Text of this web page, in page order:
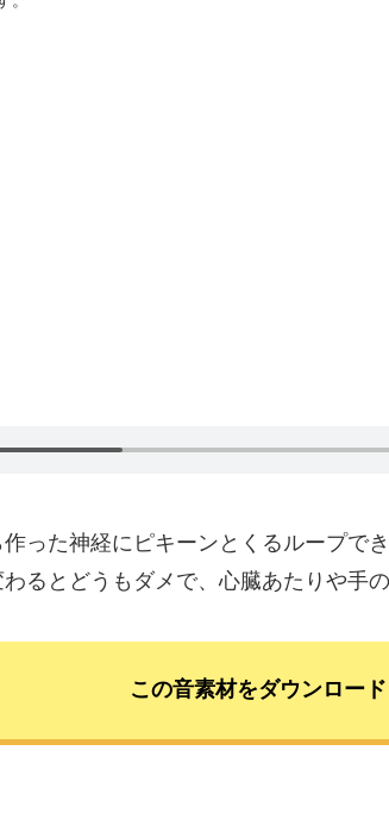
った神経にピキーンとくるループでき
るとどうもダメで、心臓あたりや手
この音素材をダウンロード